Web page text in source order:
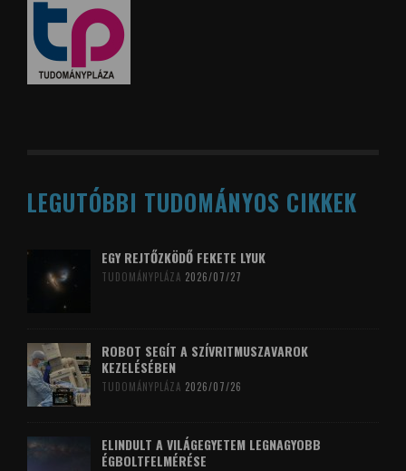
LEGUTÓBBI TUDOMÁNYOS CIKKEK
EGY REJTŐZKÖDŐ FEKETE LYUK
TUDOMÁNYPLÁZA 2026/07/27
ROBOT SEGÍT A SZÍVRITMUSZAVAROK
KEZELÉSÉBEN
TUDOMÁNYPLÁZA 2026/07/26
ELINDULT A VILÁGEGYETEM LEGNAGYOBB
ÉGBOLTFELMÉRÉSE